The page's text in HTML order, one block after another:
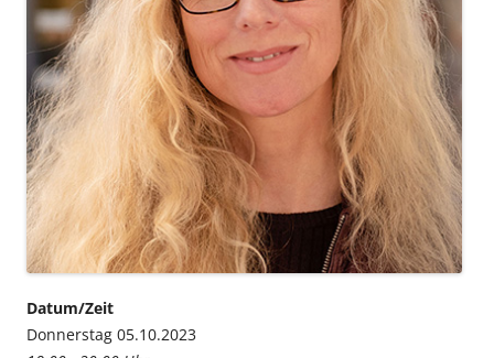
Datum/Zeit
Donnerstag 05.10.2023